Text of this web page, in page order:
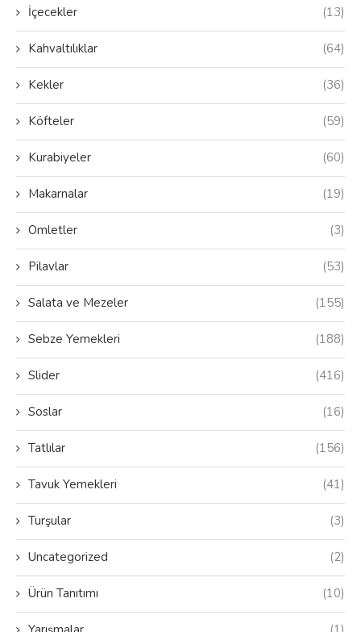
İçecekler (13)
Kahvaltılıklar (64)
Kekler (36)
Köfteler (59)
Kurabiyeler (60)
Makarnalar (19)
Omletler (3)
Pilavlar (53)
Salata ve Mezeler (155)
Sebze Yemekleri (188)
Slider (416)
Soslar (16)
Tatlılar (156)
Tavuk Yemekleri (41)
Turşular (3)
Uncategorized (2)
Ürün Tanıtımı (10)